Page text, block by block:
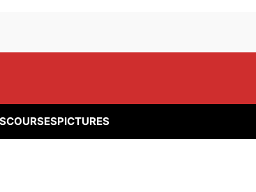
PICTURES